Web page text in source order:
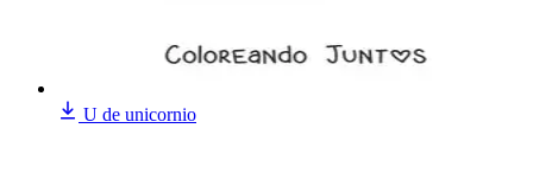
U de unicornio